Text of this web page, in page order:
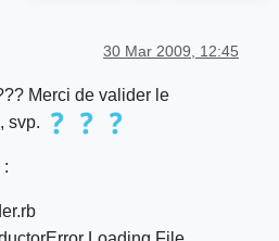
30 Mar 2009, 12:45
Merci de valider le
svp.
: